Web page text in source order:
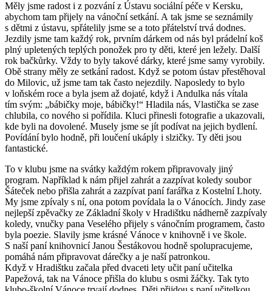
Měly jsme radost i z pozvání z Ústavu sociální péče v Kersku,
abychom tam přijely na vánoční setkání. A tak jsme se seznámily
s dětmi z ústavu, spřátelily jsme se a toto přátelství trvá dodnes.
Jezdily jsme tam každý rok, prvním dárkem od nás byl prádelní koš
plný upletených teplých ponožek pro ty děti, které jen ležely. Další
rok bačkůrky. Vždy to byly takové dárky, které jsme samy vyrobily.
Obě strany měly ze setkání radost. Když se potom ústav přestěhoval
do Milovic, už jsme tam tak často nejezdily. Naposledy to bylo
v loňském roce a byla jsem až dojaté, když i Andulka nás vítala
tím svým: „bábičky moje, bábičky!“ Hladila nás, Vlastička se zase
chlubila, co nového si pořídila. Kluci přinesli fotografie a ukazovali,
kde byli na dovolené. Musely jsme se jít podívat na jejich bydlení.
Povídání bylo hodně, při loučení ukáply i slzičky. Ty děti jsou
fantastické.
To v klubu jsme na svátky každým rokem připravovaly jiný
program. Například k nám přijel zahrát a zazpívat koledy soubor
Šáteček nebo přišla zahrát a zazpívat paní farářka z Kostelní Lhoty.
My jsme zpívaly s ní, ona potom povídala la o Vánocích. Jindy zase
nejlepší zpěvačky ze Základní školy v Hradištku nádherně zazpívaly
koledy, vnučky pana Veselého přijely s vánočním programem, často
byla poezie. Slavily jsme krásné Vánoce v knihovně i ve škole.
S naší paní knihovnicí Janou Šestákovou hodně spolupracujeme,
pomáhá nám připravovat dárečky a je naší patronkou.
Když v Hradištku začala před dvaceti lety učit paní učitelka
Papežová, tak na Vánoce přišla do klubu s osmi žáčky. Tak tyto